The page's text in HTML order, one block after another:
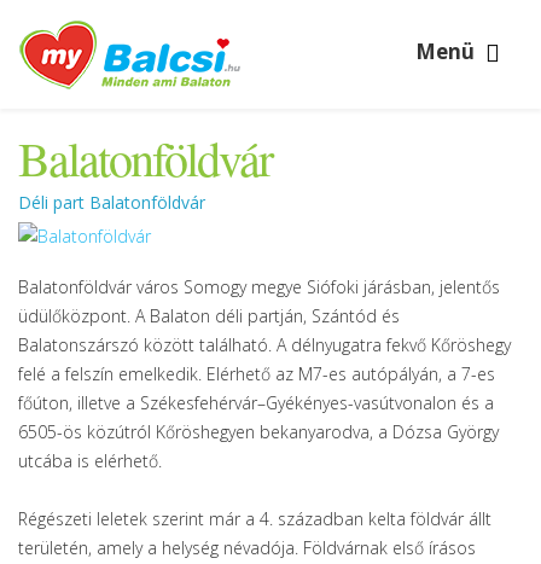
Menü
Balatonföldvár
Déli part Balatonföldvár
Balatonföldvár város Somogy megye Siófoki járásban, jelentős
üdülőközpont. A Balaton déli partján, Szántód és
Balatonszárszó között található. A délnyugatra fekvő Kőröshegy
felé a felszín emelkedik. Elérhető az M7-es autópályán, a 7-es
főúton, illetve a Székesfehérvár–Gyékényes-vasútvonalon és a
6505-ös közútról Kőröshegyen bekanyarodva, a Dózsa György
utcába is elérhető.
Régészeti leletek szerint már a 4. században kelta földvár állt
területén, amely a helység névadója. Földvárnak első írásos